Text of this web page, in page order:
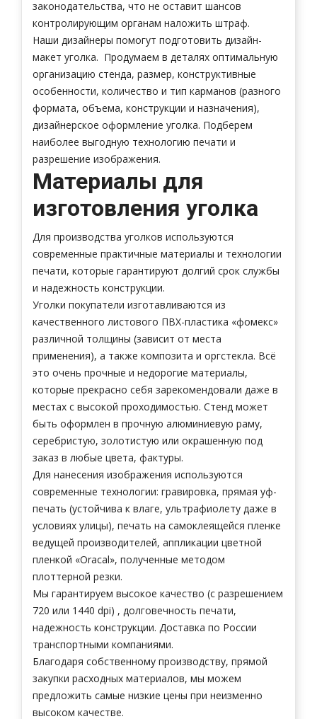
законодательства, что не оставит шансов
контролирующим органам наложить штраф.
Наши дизайнеры помогут подготовить дизайн-
макет уголка. Продумаем в деталях оптимальную
организацию стенда, размер, конструктивные
особенности, количество и тип карманов (разного
формата, объема, конструкции и назначения),
дизайнерское оформление уголка. Подберем
наиболее выгодную технологию печати и
разрешение изображения.
Материалы для
изготовления уголка
Для производства уголков используются
современные практичные материалы и технологии
печати, которые гарантируют долгий срок службы
и надежность конструкции.
Уголки покупатели изготавливаются из
качественного листового ПВХ-пластика «фомекс»
различной толщины (зависит от места
применения), а также композита и оргстекла. Всё
это очень прочные и недорогие материалы,
которые прекрасно себя зарекомендовали даже в
местах с высокой проходимостью. Стенд может
быть оформлен в прочную алюминиевую раму,
серебристую, золотистую или окрашенную под
заказ в любые цвета, фактуры.
Для нанесения изображения используются
современные технологии: гравировка, прямая уф-
печать (устойчива к влаге, ультрафиолету даже в
условиях улицы), печать на самоклеящейся пленке
ведущей производителей, аппликации цветной
пленкой «Oracal», полученные методом
плоттерной резки.
Мы гарантируем высокое качество (с разрешением
720 или 1440 dpi) , долговечность печати,
надежность конструкции. Доставка по России
транспортными компаниями.
Благодаря собственному производству, прямой
закупки расходных материалов, мы можем
предложить самые низкие цены при неизменно
высоком качестве.